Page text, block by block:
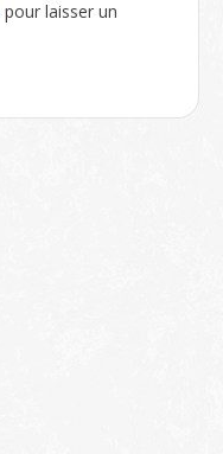
pour laisser un